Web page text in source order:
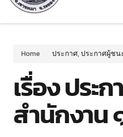
Home ประกาศ,ประกาศผู้ชน
เรื่อง ประ
สำนักงาน